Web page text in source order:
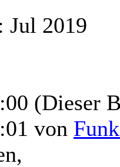
Jul 2019
(Dieser
von